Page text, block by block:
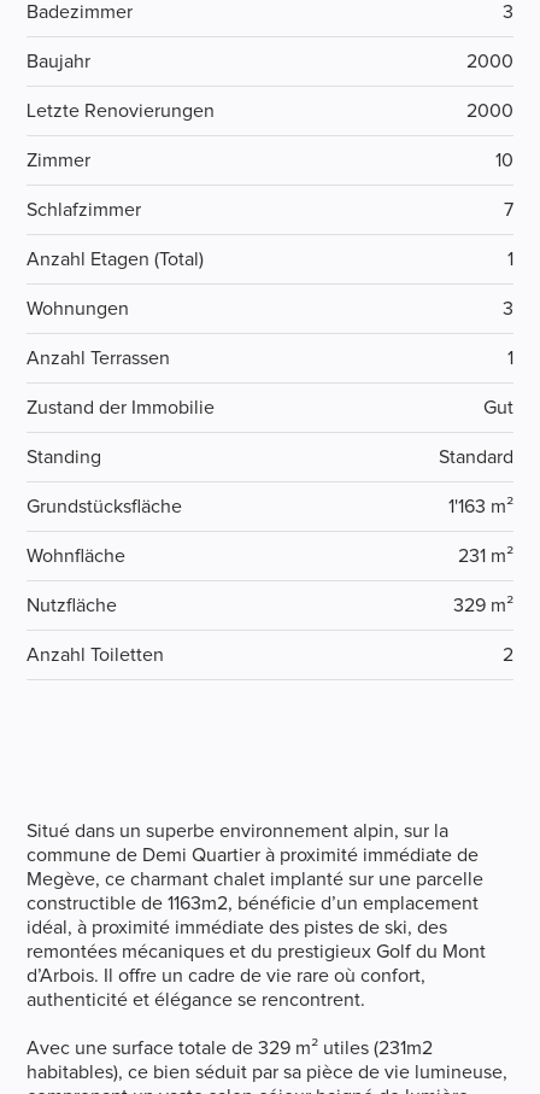
Situé dans un superbe environnement alpin, sur la
commune de Demi Quartier à proximité immédiate de
Megève, ce charmant chalet implanté sur une parcelle
constructible de 1163m2, bénéficie d’un emplacement
idéal, à proximité immédiate des pistes de ski, des
remontées mécaniques et du prestigieux Golf du Mont
d’Arbois. Il offre un cadre de vie rare où confort,
authenticité et élégance se rencontrent.
Avec une surface totale de 329 m² utiles (231m2
habitables), ce bien séduit par sa pièce de vie lumineuse,
Badezimmer 3
Baujahr 2000
Letzte Renovierungen 2000
Zimmer 10
Schlafzimmer 7
Anzahl Etagen (Total) 1
Wohnungen 3
Anzahl Terrassen 1
Zustand der Immobilie Gut
Standing Standard
Grundstücksfläche 1'163 m²
Wohnfläche 231 m²
Nutzfläche 329 m²
Anzahl Toiletten 2